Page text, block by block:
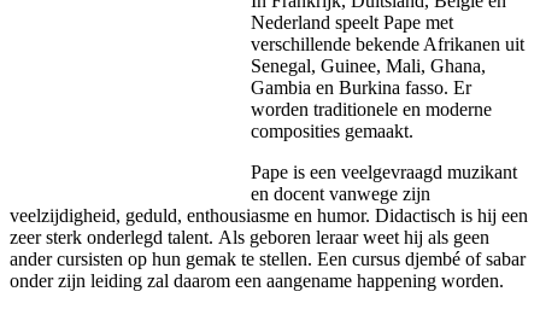
Nederland speelt Pape met
verschillende bekende Afrikanen uit
Senegal, Guinee, Mali, Ghana,
Gambia en Burkina fasso. Er
worden traditionele en moderne
composities gemaakt.
Pape is een veelgevraagd muzikant
en docent vanwege zijn
veelzijdigheid, geduld, enthousiasme en humor. Didactisch is hij een
zeer sterk onderlegd talent. Als geboren leraar weet hij als geen
ander cursisten op hun gemak te stellen. Een cursus djembé of sabar
onder zijn leiding zal daarom een aangename happening worden.